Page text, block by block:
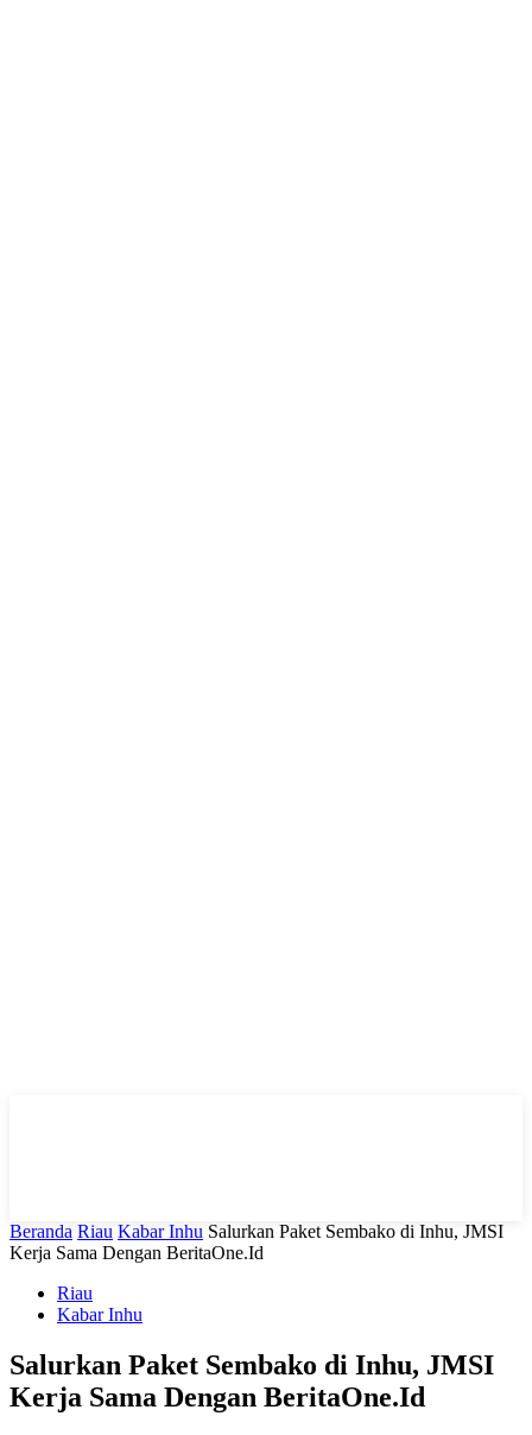
Beranda Riau Kabar Inhu Salurkan Paket Sembako di Inhu, JMSI
Kerja Sama Dengan BeritaOne.Id
Riau
Kabar Inhu
Salurkan Paket Sembako di Inhu, JMSI
Kerja Sama Dengan BeritaOne.Id